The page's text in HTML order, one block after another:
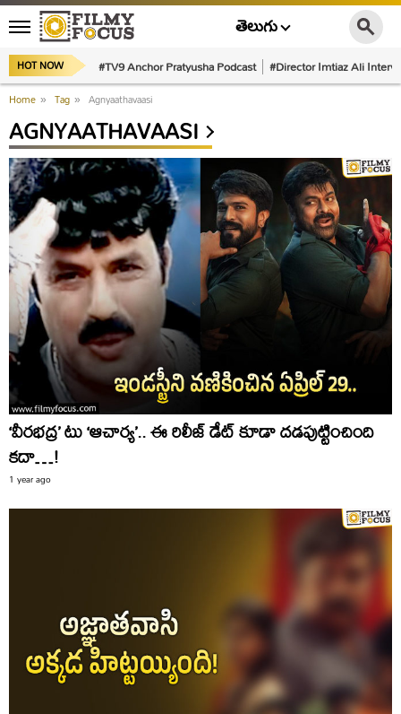
తెలుగు
HOT NOW #TV9 Anchor Pratyusha Podcast #Director Imtiaz Ali
Home » Tag » Agnyaathavaasi
AGNYAATHAVAASI
‘వీరభద్ర’ టు ‘ఆచార్య’.. ఈ రిలీజ్ డేట్ కూడా దడపుట్టించింది
కదా…!
1 year ago